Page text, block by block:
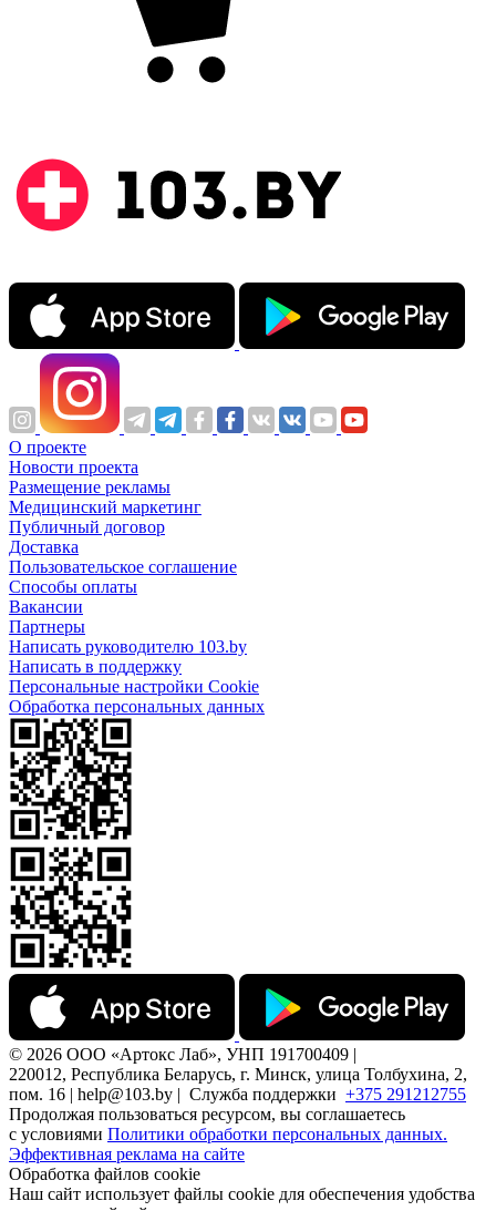
О проекте
Новости проекта
Размещение рекламы
Медицинский маркетинг
Публичный договор
Доставка
Пользовательское соглашение
Способы оплаты
Вакансии
Партнеры
Написать руководителю 103.by
Написать в поддержку
Персональные настройки Cookie
Обработка персональных данных
© 2026 ООО «Артокс Лаб», УНП 191700409 |
220012, Республика Беларусь, г. Минск, улица Толбухина, 2,
пом. 16 | help@103.by | Служба поддержки +375 291212755
Продолжая пользоваться ресурсом, вы соглашаетесь
с условиями Политики обработки персональных данных.
Эффективная реклама на сайте
Обработка файлов cookie
Наш сайт использует файлы cookie для обеспечения удобства